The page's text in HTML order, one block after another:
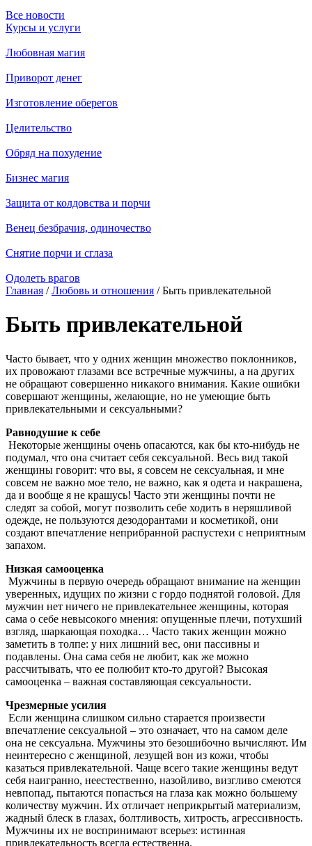
Все новости
Курсы и услуги
Любовная магия
Приворот денег
Изготовление оберегов
Целительство
Обряд на похудение
Бизнес магия
Защита от колдовства и порчи
Венец безбрачия, одиночество
Снятие порчи и сглаза
Одолеть врагов
Главная /Любовь и отношения / Быть привлекательной
Быть привлекательной
Часто бывает, что у одних женщин множество поклонников,
их провожают глазами все встречные мужчины, а на других
не обращают совершенно никакого внимания. Какие ошибки
совершают женщины, желающие, но не умеющие быть
привлекательными и сексуальными?
Равнодушие к себе
Некоторые женщины очень опасаются, как бы кто-нибудь не
подумал, что она считает себя сексуальной. Весь вид такой
женщины говорит: что вы, я совсем не сексуальная, и мне
совсем не важно мое тело, не важно, как я одета и накрашена,
да и вообще я не крашусь! Часто эти женщины почти не
следят за собой, могут позволить себе ходить в неряшливой
одежде, не пользуются дезодорантами и косметикой, они
создают впечатление неприбранной распустехи с неприятным
запахом.
Низкая самооценка
Мужчины в первую очередь обращают внимание на женщин
уверенных, идущих по жизни с гордо поднятой головой. Для
мужчин нет ничего не привлекательнее женщины, которая
сама о себе невысокого мнения: опущенные плечи, потухший
взгляд, шаркающая походка… Часто таких женщин можно
заметить в толпе: у них лишний вес, они пассивны и
подавлены. Она сама себя не любит, как же можно
рассчитывать, что ее полюбит кто-то другой? Высокая
самооценка – важная составляющая сексуальности.
Чрезмерные усилия
Если женщина слишком сильно старается произвести
впечатление сексуальной – это означает, что на самом деле
она не сексуальна. Мужчины это безошибочно вычисляют. Им
неинтересно с женщиной, лезущей вон из кожи, чтобы
казаться привлекательной. Чаще всего такие женщины ведут
себя наигранно, неестественно, назойливо, визгливо смеются
невпопад, пытаются попасться на глаза как можно большему
количеству мужчин. Их отличает неприкрытый материализм,
жадный блеск в глазах, болтливость, хитрость, агрессивность.
Мужчины их не воспринимают всерьез: истинная
привлекательность всегда естественна.